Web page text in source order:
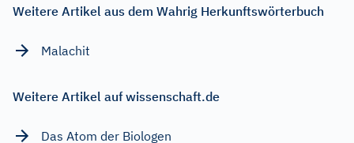
Weitere Artikel aus dem Wahrig Herkunftswörterbuch
Malachit
Weitere Artikel auf wissenschaft.de
Das Atom der Biologen